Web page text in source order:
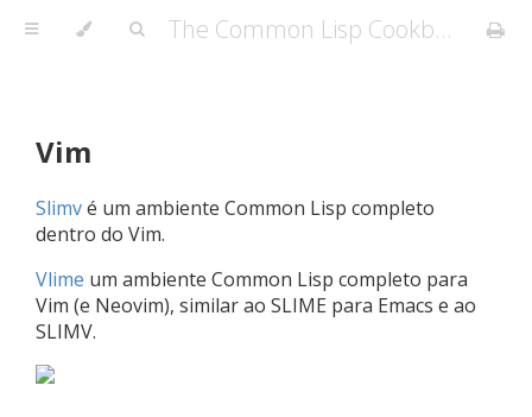
The Common Lisp Cookbook (PT-BR)
Vim
Slimvé um ambiente Common Lisp completo
dentro do Vim.
Vlime um ambiente Common Lisp completo para
Vim (e Neovim), similar ao SLIME para Emacs e ao
SLIMV.